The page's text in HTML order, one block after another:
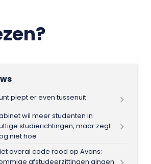
piept er even tussenuit
wil meer studenten in
studierichtingen, maar zegt
niet hoe
overal code rood op Avans:
afstudeerzittingen gingen